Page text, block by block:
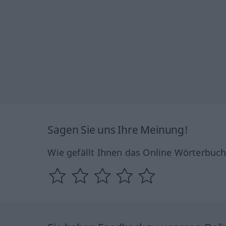
Sagen Sie uns Ihre Meinung!
Wie gefällt Ihnen das Online